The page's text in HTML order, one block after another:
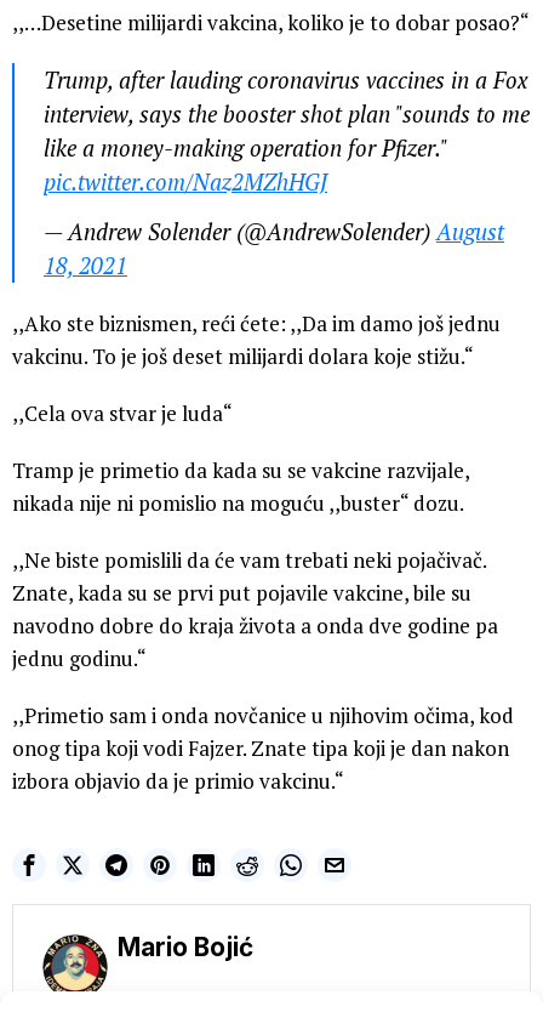
,,…Desetine milijardi vakcina, koliko je to dobar posao?“
Trump, after lauding coronavirus vaccines in a Fox
interview, says the booster shot plan "sounds to me
like a money-making operation for Pfizer."
pic.twitter.com/Naz2MZhHGJ
— Andrew Solender (@AndrewSolender)August
18, 2021
,,Ako ste biznismen, reći ćete: ,,Da im damo još jednu
vakcinu. To je još deset milijardi dolara koje stižu.“
,,Cela ova stvar je luda“
Tramp je primetio da kada su se vakcine razvijale,
nikada nije ni pomislio na moguću ,,buster“ dozu.
,,Ne biste pomislili da će vam trebati neki pojačivač.
Znate, kada su se prvi put pojavile vakcine, bile su
navodno dobre do kraja života a onda dve godine pa
jednu godinu.“
,,Primetio sam i onda novčanice u njihovim očima, kod
onog tipa koji vodi Fajzer. Znate tipa koji je dan nakon
izbora objavio da je primio vakcinu.“
Mario Bojić